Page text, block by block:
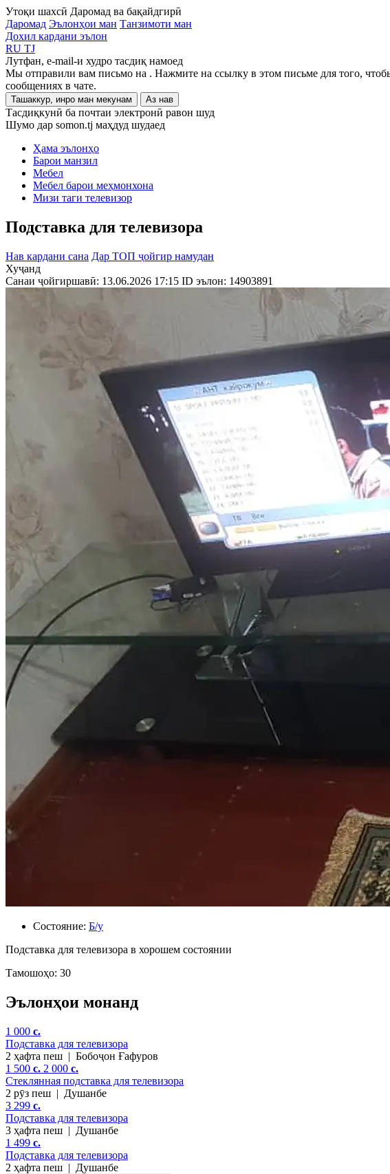
Утоқи шахсӣ Даромад ва бақайдгирӣ
Даромад Эълонҳои ман Танзимоти ман
Дохил кардани эълон
RU TJ
Лутфан, e-mail-и худро тасдиқ намоед
Мы отправили вам письмо на . Нажмите на ссылку в этом письме для того,
сообщениях в чате.
Ташаккур, инро ман мекунам Аз нав
Тасдиқкунӣ ба почтаи электронӣ равон шуд
Шумо дар somon.tj маҳдуд шудаед
Ҳама эълонҳо
Барои манзил
Мебел
Мебел барои меҳмонхона
Мизи таги телевизор
Подставка для телевизора
Нав кардани сана Дар ТОП ҷойгир намудан
Хуҷанд
Санаи ҷойгиршавӣ: 13.06.2026 17:15 ID эълон: 14903891
Состояние: Б/у
Подставка для телевизора в хорошем состоянии
Тамошоҳо: 30
Эълонҳои монанд
1 000 c.
Подставка для телевизора
2 ҳафта пеш | Бобоҷон Ғафуров
1 500 c. 2 000 c.
Стеклянная подставка для телевизора
2 рӯз пеш | Душанбе
3 299 c.
Подставка для телевизора
3 ҳафта пеш | Душанбе
1 499 c.
Подставка для телевизора
2 ҳафта пеш | Душанбе